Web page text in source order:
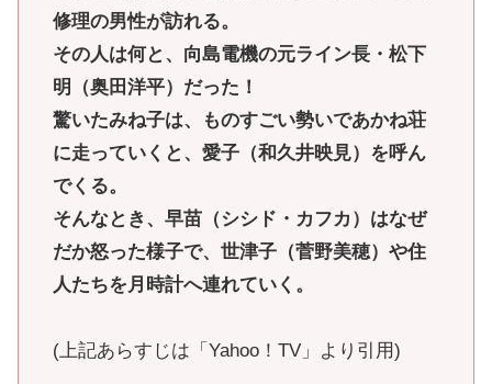
修理の男性が訪れる。
その人は何と、向島電機の元ライン長・松下
明（奥田洋平）だった！
驚いたみね子は、ものすごい勢いであかね荘
に走っていくと、愛子（和久井映見）を呼ん
でくる。
そんなとき、早苗（シシド・カフカ）はなぜ
だか怒った様子で、世津子（菅野美穂）や住
人たちを月時計へ連れていく。
(上記あらすじは「Yahoo！TV」より引用)